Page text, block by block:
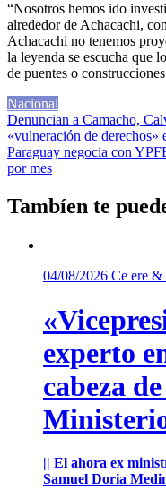
“Nosotros hemos ido
alrededor de Achacachi,
Achacachi no tenemos
la leyenda se escucha que
de puentes o
Nacional
Navegación
de
entradas
Denuncian a Camacho,
«vulneración de derechos»
Paraguay negocia con
por mes
Tambíen te
04/08/2026 Ce ere &
experto
cabeza
|| El ahora ex
Samuel Doria